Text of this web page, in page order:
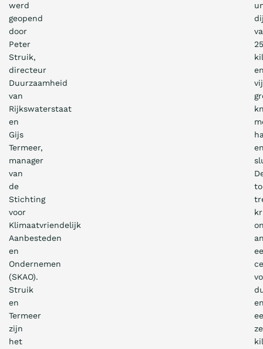
werd
geopend
door
Peter
Struik,
directeur
Duurzaamheid
van
Rijkswaterstaat
en
Gijs
Termeer,
manager
van
de
Stichting
voor
Klimaatvriendelijk
Aanbesteden
en
Ondernemen
(SKAO).
Struik
en
Termeer
zijn
het
25